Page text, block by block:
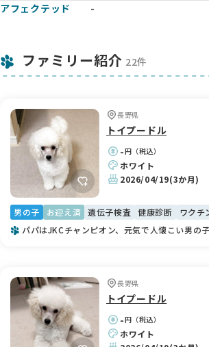
アフェクテッド
-
ファミリー紹介 22件
長野県
トイプードル
-円（税込）
ホワイト
2026/04/19(3か月)
男の子 お迎え済 遺伝子検査 健康診断 ワクチ
パパはJKCチャンピオン、元気で人懐こい男の
長野県
トイプードル
-円（税込）
ホワイト